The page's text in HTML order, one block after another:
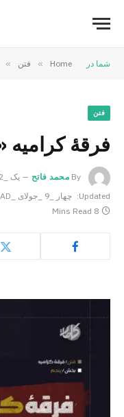
شما در Home
» فتن »
فتن
فرقهٔ
By محمد فاتح
یک _22 _جون _2025AH 22-6-2025AD
Updated:
چهار _9 _جولای _2025AH 9-7-2025AD
8 Mins Read